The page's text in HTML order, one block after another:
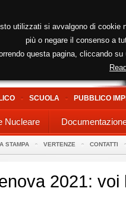
SCUOLA PUBBLICO
Nucleare
STAMPA VERTENZE CONTATTI
2021: voi
utilizzati si avvalgono di
più o negare il consenso a
questa pagina, cliccando